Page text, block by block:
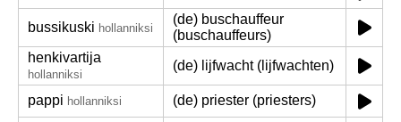
bussikuski hollanniksi
(de) buschauffeur
(buschauffeurs)
henkivartija
hollanniksi
(de) lijfwacht (lijfwachten)
pappi hollanniksi
(de) priester (priesters)